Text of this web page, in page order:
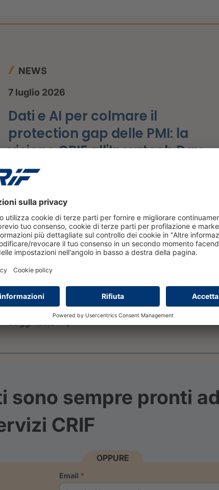
NEWS
7 luglio 2026
Dati e AI per colmare il
protection gap delle PMI: la
visione CRIF all'Insurtech Day
2026
sono sempre pronti ad
CRIF
OPPURE
email